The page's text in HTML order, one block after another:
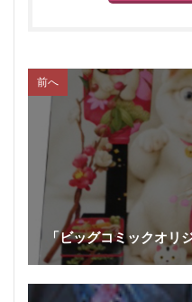
前へ
「ビッグコミックオリ